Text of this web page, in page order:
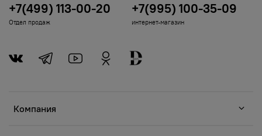
Компания
+7(499) 113-00-20
Отдел продаж
+7(995) 100-35-09
интернет-магазин